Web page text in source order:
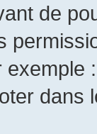
de
dans